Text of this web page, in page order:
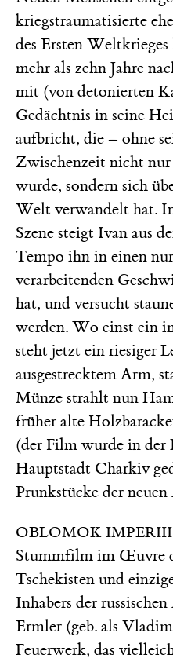
kriegstraumatisierte
des Ersten
mehr als zehn Jahre
mit (von detonierten
Gedächtnis in seine
aufbricht, die – ohne
Zwischenzeit nicht
wurde, sondern sich
Welt verwandelt hat.
Szene steigt Ivan aus
Tempo ihn in einen
verarbeitenden
hat, und versucht
werden. Wo einst ein
steht jetzt ein riesiger
ausgestrecktem Arm,
Münze strahlt nun
früher alte
(der Film wurde in
Hauptstadt Charkiv
Prunkstücke der
OBLOMOK
Stummfilm im Œuvre
Tschekisten und
Inhabers der
Ermler (geb. als
Feuerwerk, das